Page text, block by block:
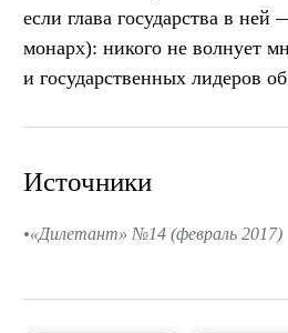
если глава государства в
монарх): никого не волнует
и государственных лидеров
Источники
«Дилетант» №14 (февраль 2017)